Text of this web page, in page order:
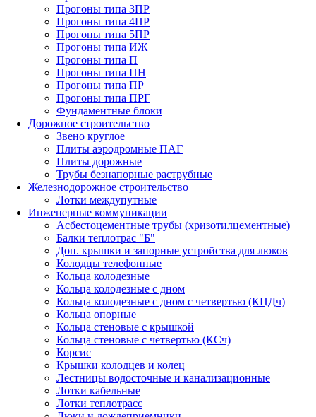
Прогоны типа 3ПР
Прогоны типа 4ПР
Прогоны типа 5ПР
Прогоны типа ИЖ
Прогоны типа П
Прогоны типа ПН
Прогоны типа ПР
Прогоны типа ПРГ
Фундаментные блоки
Дорожное строительство
Звено круглое
Плиты аэродромные ПАГ
Плиты дорожные
Трубы безнапорные раструбные
Железнодорожное строительство
Лотки междупутные
Инженерные коммуникации
Асбестоцементные трубы (хризотилцементные)
Балки теплотрас "Б"
Доп. крышки и запорные устройства для люков
Колодцы телефонные
Кольца колодезные
Кольца колодезные с дном
Кольца колодезные с дном с четвертью (КЦДч)
Кольца опорные
Кольца стеновые с крышкой
Кольца стеновые с четвертью (КСч)
Корсис
Крышки колодцев и колец
Лестницы водосточные и канализационные
Лотки кабельные
Лотки теплотрасс